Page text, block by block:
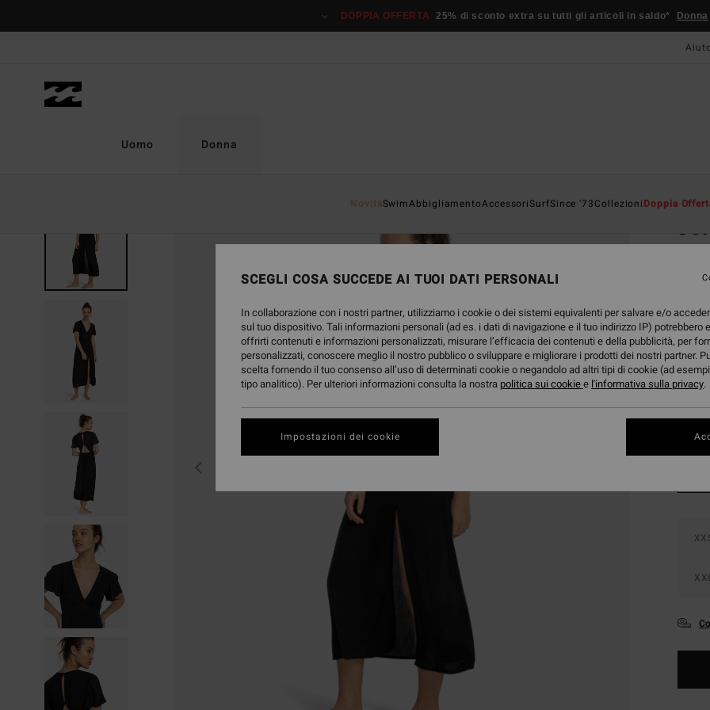
prodotto
DOPPIA OFFERTA 25% di sconto extra su tutti gli articoli in saldo* Donna
Uomo Donna
NovitàSwimAbbigliamentoAccessoriSurfSince '73CollezioniDoppia
SCEGLI COSA SUCCEDE AI TUOI DATI PERSONALI
In collaborazione con i nostri partner, utilizziamo i cookie o dei sistemi equivalenti per salvare e/o
sul tuo dispositivo. Tali informazioni personali (ad es. i dati di navigazione e il tuo indirizzo IP) potrebbero
offrirti contenuti e informazioni personalizzati, misurare l’efficacia dei contenuti e della pubblicità, per
personalizzati, conoscere meglio il nostro pubblico o sviluppare e migliorare i prodotti dei nostri partner.
scelta fornendo il tuo consenso all’uso di determinati cookie o negandolo ad altri tipi di cookie (ad
tipo analitico). Per ulteriori informazioni consulta la nostra politica sui cookiee l'informativa sulla privacy.
Impostazioni dei cookie